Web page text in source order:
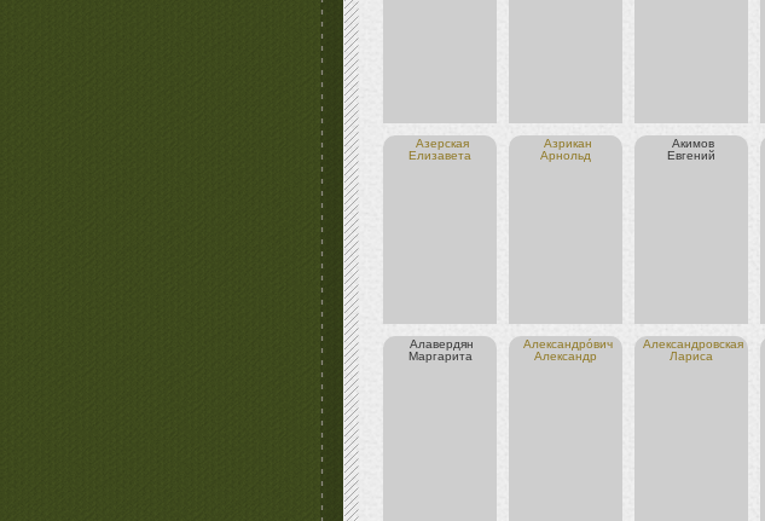
Азерская
Елизавета
Азрикан
Арнольд
Акимов
Евгений
Алавердян
Маргарита
Александро́вич
Александр
Александровская
Лариса